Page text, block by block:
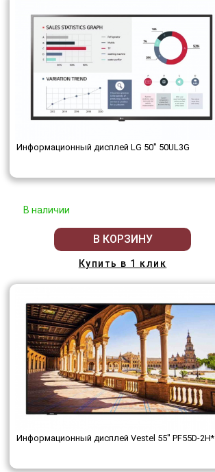
Информационный дисплей LG 50" 50UL3G
В наличии
В КОРЗИНУ
Купить в 1 клик
Информационный дисплей Vestel 55" PF55D-2H*